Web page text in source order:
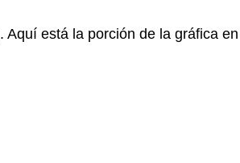
. Aquí está la porción de la gráfica